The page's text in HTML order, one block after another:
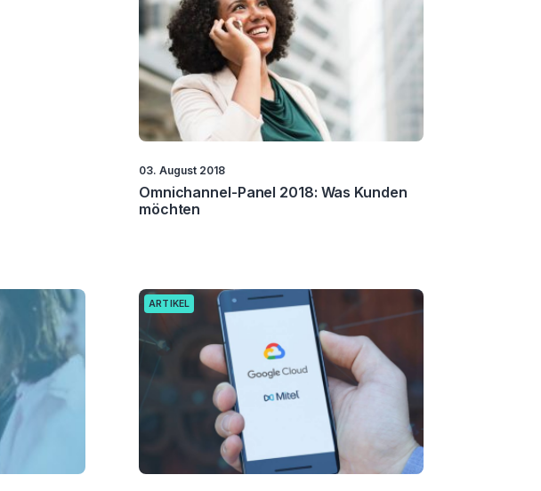
03. August 2018
Omnichannel-Panel 2018: Was Kunden
möchten
ARTIKEL